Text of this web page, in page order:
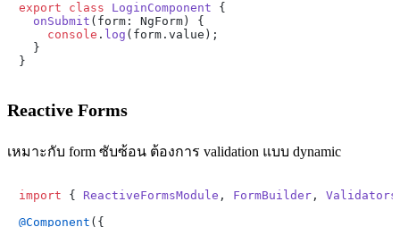
export
class LoginComponent {
onSubmit ( form: NgForm ) {
console . log (form. value );
  }
Reactive Forms
เหมาะกับ form ซับซ้อน ต้องการ validation แบบ dynamic
import { ReactiveFormsModule , FormBuilder , Validators
@Component ({